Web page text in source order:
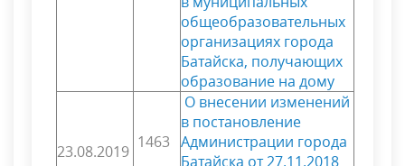
общеобразовательных
организациях города
Батайска, получающих
образование на дому
23.08.2019 1463
О внесении изменений
в постановление
Администрации города
Батайска от 27.11.2018